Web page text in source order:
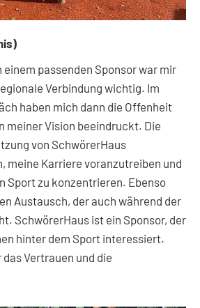
einem passenden Sponsor war mir
Verbindung wichtig. Im
haben mich dann die Offenheit
meiner Vision beeindruckt. Die
von SchwörerHaus
meine Karriere voranzutreiben und
Sport zu konzentrieren. Ebenso
Austausch, der auch während der
SchwörerHaus ist ein Sponsor, der
hinter dem Sport interessiert.
Vertrauen und die